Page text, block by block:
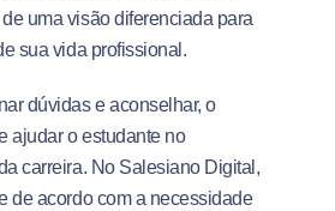
uma visão diferenciada para
sua vida profissional.
dúvidas e aconselhar, o
ajudar o estudante no
carreira. No Salesiano Digital,
de acordo com a necessidade